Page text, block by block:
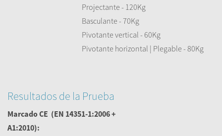
Projectante - 120Kg
Basculante - 70Kg
Pivotante vertical - 60Kg
Pivotante horizontal | Plegable - 80Kg
Resultados de la Prueba
Marcado CE (EN 14351-1:2006 +
A1:2010):